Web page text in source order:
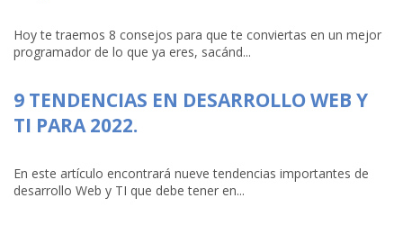
Hoy te traemos 8 consejos para que te conviertas en un mejor
programador de lo que ya eres, sacánd...
9 TENDENCIAS EN DESARROLLO WEB Y
TI PARA 2022.
En este artículo encontrará nueve tendencias importantes de
desarrollo Web y TI que debe tener en...